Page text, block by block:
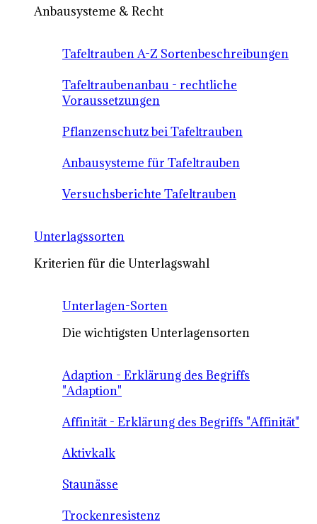
Anbausysteme & Recht
Tafeltrauben A-Z Sortenbeschreibungen
Tafeltraubenanbau - rechtliche
Voraussetzungen
Pflanzenschutz bei Tafeltrauben
Anbausysteme für Tafeltrauben
Versuchsberichte Tafeltrauben
Unterlagssorten
Kriterien für die Unterlagswahl
Unterlagen-Sorten
Die wichtigsten Unterlagensorten
Adaption - Erklärung des Begriffs
"Adaption"
Affinität - Erklärung des Begriffs "Affinität"
Aktivkalk
Staunässe
Trockenresistenz